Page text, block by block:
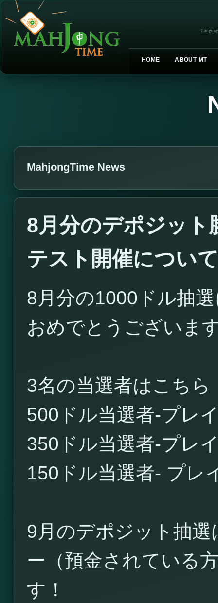
HOME ABOUT MT
MahjongTime News
8月分のデポジット
テスト開催について
8月分の1000ドル抽
おめでとうございま
3名の当選者はこちら
500ドル当選者-プ
350ドル当選者-プ
150ドル当選者- プ
9月のデポジット抽
ー（預金されている
す！